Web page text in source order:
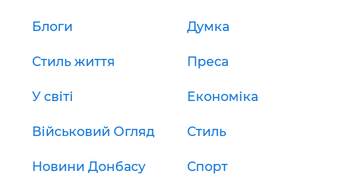
Блоги Думка
Стиль життя Преса
У світі Економіка
Військовий Огляд Стиль
Новини Донбасу Спорт